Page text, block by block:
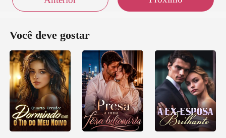
Você deve gostar